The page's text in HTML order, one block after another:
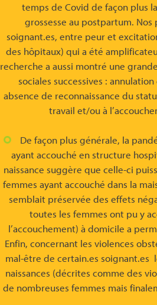
temps de Covid de façon plus
grossesse au postpartum.
soignant.es, entre peur et
des hôpitaux) qui a été
recherche a aussi montré une
sociales successives :
absence de reconnaissance du
travail et/ou à
De façon plus générale, la
ayant accouché en structure
naissance suggère que celle-ci
femmes ayant accouché dans la
semblait préservée des effets
toutes les femmes ont pu y
l’accouchement) à domicile a
Enfin, concernant les violences
mal-être de certain.es soignant.es
naissances (décrites comme des
de nombreuses femmes mais